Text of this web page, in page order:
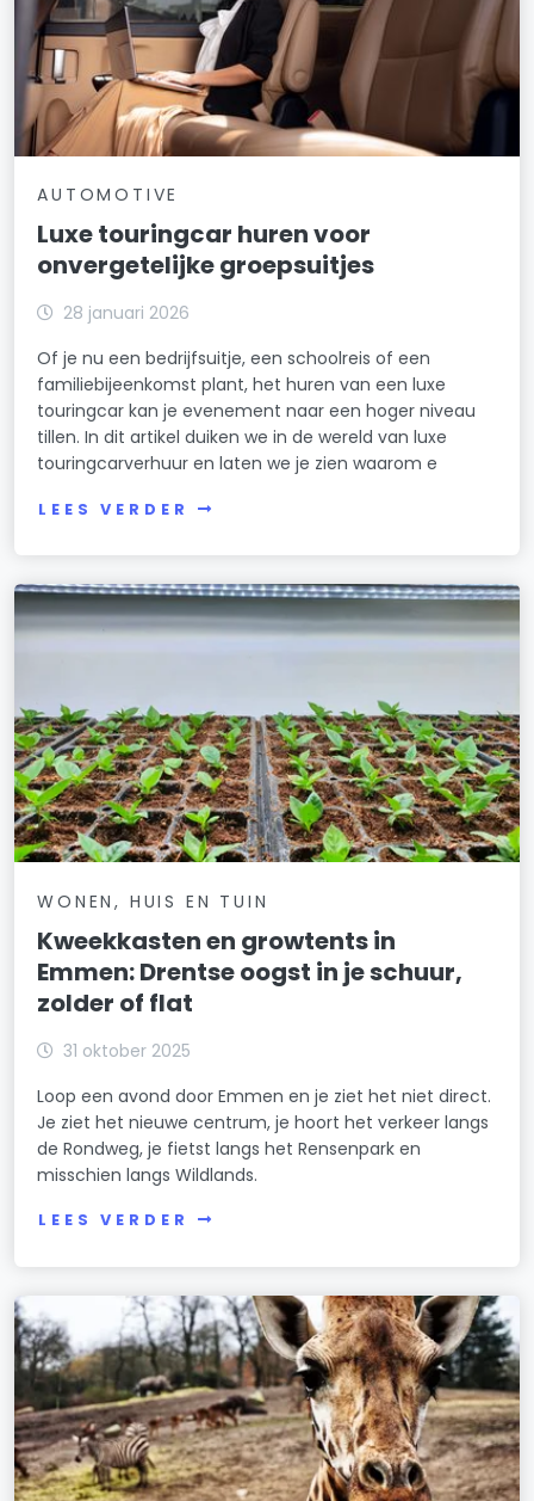
AUTOMOTIVE
Luxe touringcar huren voor
onvergetelijke groepsuitjes
28 januari 2026
Of je nu een bedrijfsuitje, een schoolreis of een
familiebijeenkomst plant, het huren van een luxe
touringcar kan je evenement naar een hoger niveau
tillen. In dit artikel duiken we in de wereld van luxe
touringcarverhuur en laten we je zien waarom e
LEES VERDER
WONEN, HUIS EN TUIN
Kweekkasten en growtents in
Emmen: Drentse oogst in je schuur,
zolder of flat
31 oktober 2025
Loop een avond door Emmen en je ziet het niet direct.
Je ziet het nieuwe centrum, je hoort het verkeer langs
de Rondweg, je fietst langs het Rensenpark en
misschien langs Wildlands.
LEES VERDER